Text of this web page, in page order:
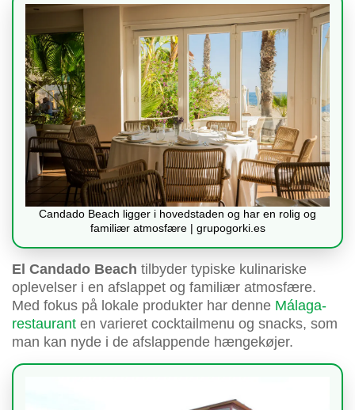
Candado Beach ligger i hovedstaden og har en rolig og
familiær atmosfære | grupogorki.es
El Candado Beach tilbyder typiske kulinariske
oplevelser i en afslappet og familiær atmosfære.
Med fokus på lokale produkter har denne Málaga-
restaurant en varieret cocktailmenu og snacks, som
man kan nyde i de afslappende hængekøjer.